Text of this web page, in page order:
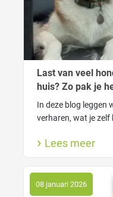
Last van veel
huis? Zo pak je
In deze blog leggen
verharen, wat je zelf
controle krijgt. Voor
Lees meer
08 januari 2026